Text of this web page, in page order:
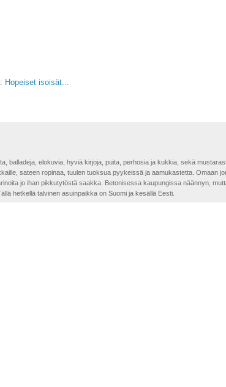
Hopeiset isoisät...
balladeja, elokuvia, hyviä kirjoja, puita, perhosia ja kukkia, sekä
sateen ropinaa, tuulen tuoksua pyykeissä ja aamukastetta. Omaan
jo ihan pikkutytöstä saakka. Betonisessa kaupungissa näännyn,
hetkellä talvinen asuinpaikka on Suomi ja kesällä Eesti.